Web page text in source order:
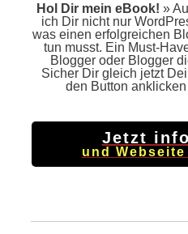
Hol Dir mein eBook! »
ich Dir nicht nur
was einen erfolgreichen
tun musst. Ein Must-
Blogger oder Blogger
Sicher Dir gleich jetzt
den Button
Jetzt
und